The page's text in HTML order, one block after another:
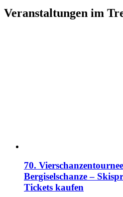
Veranstaltungen im
70.
Bergiselschanze –
Tickets kaufen